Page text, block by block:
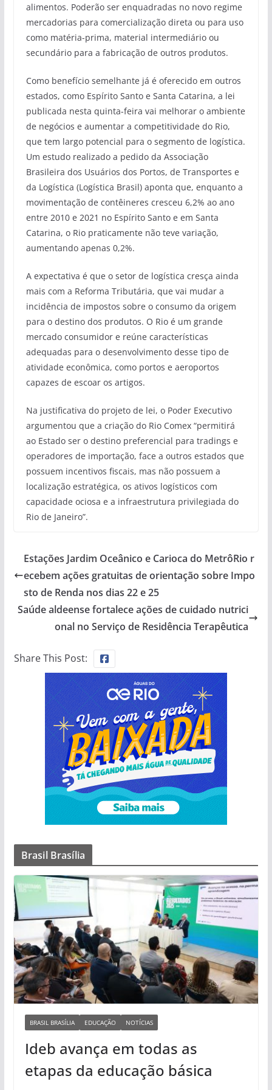
alimentos. Poderão ser enquadradas no novo regime
mercadorias para comercialização direta ou para uso
como matéria-prima, material intermediário ou
secundário para a fabricação de outros produtos.
Como benefício semelhante já é oferecido em outros
estados, como Espírito Santo e Santa Catarina, a lei
publicada nesta quinta-feira vai melhorar o ambiente
de negócios e aumentar a competitividade do Rio,
que tem largo potencial para o segmento de logística.
Um estudo realizado a pedido da Associação
Brasileira dos Usuários dos Portos, de Transportes e
da Logística (Logística Brasil) aponta que, enquanto a
movimentação de contêineres cresceu 6,2% ao ano
entre 2010 e 2021 no Espírito Santo e em Santa
Catarina, o Rio praticamente não teve variação,
aumentando apenas 0,2%.
A expectativa é que o setor de logística cresça ainda
mais com a Reforma Tributária, que vai mudar a
incidência de impostos sobre o consumo da origem
para o destino dos produtos. O Rio é um grande
mercado consumidor e reúne características
adequadas para o desenvolvimento desse tipo de
atividade econômica, como portos e aeroportos
capazes de escoar os artigos.
Na justificativa do projeto de lei, o Poder Executivo
argumentou que a criação do Rio Comex “permitirá
ao Estado ser o destino preferencial para tradings e
operadores de importação, face a outros estados que
possuem incentivos fiscais, mas não possuem a
localização estratégica, os ativos logísticos com
capacidade ociosa e a infraestrutura privilegiada do
Rio de Janeiro”.
Estações Jardim Oceânico e Carioca do MetrôRio r
ecebem ações gratuitas de orientação sobre Impo
sto de Renda nos dias 22 e 25
Saúde aldeense fortalece ações de cuidado nutrici
onal no Serviço de Residência Terapêutica
Share This Post:
Brasil Brasília
BRASIL BRASÍLIA EDUCAÇÃO NOTÍCIAS
Ideb avança em todas as
etapas da educação básica